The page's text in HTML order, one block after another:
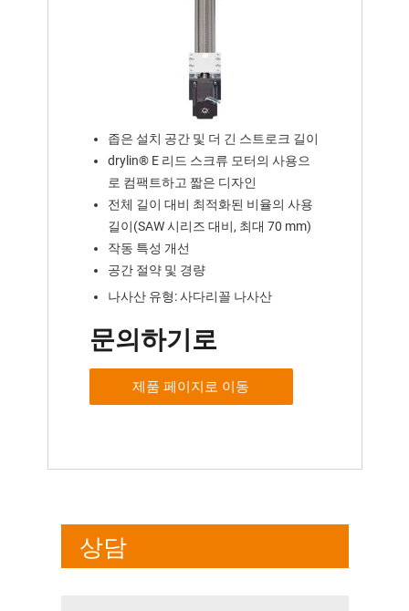
좁은 설치 공간 및 더 긴 스트로크 길이
drylin® E 리드 스크류 모터의 사용으
로 컴팩트하고 짧은 디자인
전체 길이 대비 최적화된 비율의 사용
길이(SAW 시리즈 대비, 최대 70 mm)
작동 특성 개선
공간 절약 및 경량
나사산 유형: 사다리꼴 나사산
문의하기로
제품 페이지로 이동
상담